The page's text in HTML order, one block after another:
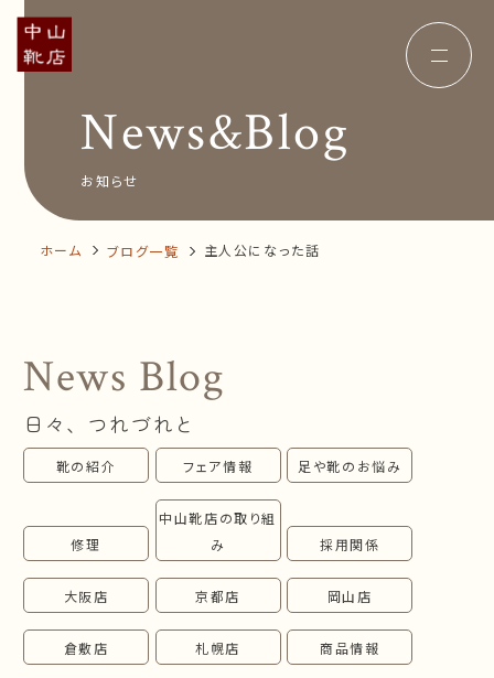
Concept コンセプト
Insole オーダー中敷き
News&Blog
Company 会社概要
オンラインショップ
お問い合わせ
News&Blog
お知らせ
ホーム ブログ一覧 主人公になった話
News Blog
日々、つれづれと
靴の紹介 フェア情報 足や靴のお悩み
修理
中山靴店の取り組
み
採用関係
大阪店 京都店 岡山店
倉敷店 札幌店 商品情報